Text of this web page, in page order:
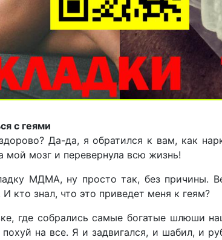
с геями
Да-да, я обратился к вам, как
мой мозг и перевернула всю жизнь!
МДМА, ну просто так, без причины.
кто знал, что это приведет меня к геям?
где собрались самые богатые шлюши
на все. Я и задвигался, и шабил, и